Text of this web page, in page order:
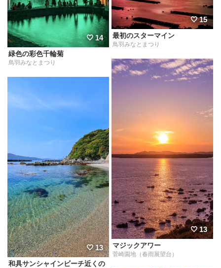
15
最初のスターマイン
鳥羽みなとまつり
14
緑色の彩色千輪菊
鳥羽みなとまつり
13
マジックアワー
菅崎園地（春雨展望台）
13
和具サンシャインビーチ近くの